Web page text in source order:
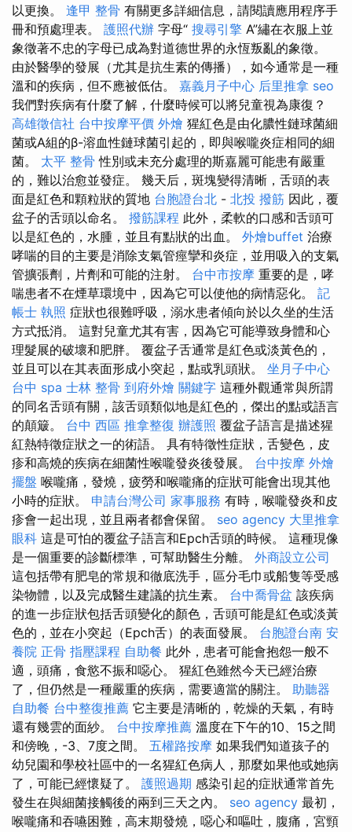
以更換。 逢甲 整骨 有關更多詳細信息，請閱讀應用程序手
冊和預處理表。 護照代辦 字母“ 搜尋引擎 A”繡在衣服上並
象徵著不忠的字母已成為對道德世界的永恆叛亂的象徵。
由於醫學的發展（尤其是抗生素的傳播），如今通常是一種
溫和的疾病，但不應被低估。 嘉義月子中心 后里推拿 seo
我們對疾病有什麼了解，什麼時候可以將兒童視為康復？
高雄徵信社 台中按摩平價 外燴 猩紅色是由化膿性鏈球菌細
菌或A組的β-溶血性鏈球菌引起的，即與喉嚨炎症相同的細
菌。 太平 整骨 性別或未充分處理的斯嘉麗可能患有嚴重
的，難以治愈並發症。 幾天后，斑塊變得清晰，舌頭的表
面是紅色和顆粒狀的質地 台胞證台北 - 北投 撥筋 因此，覆
盆子的舌頭以命名。 撥筋課程 此外，柔軟的口感和舌頭可
以是紅色的，水腫，並且有點狀的出血。 外燴buffet 治療
哮喘的目的主要是消除支氣管痙攣和炎症，並用吸入的支氣
管擴張劑，片劑和可能的注射。 台中市按摩 重要的是，哮
喘患者不在煙草環境中，因為它可以使他的病情惡化。 記
帳士 執照 症狀也很難呼吸，溺水患者傾向於以久坐的生活
方式抵消。 這對兒童尤其有害，因為它可能導致身體和心
理髮展的破壞和肥胖。 覆盆子舌通常是紅色或淡黃色的，
並且可以在其表面形成小突起，點或乳頭狀。 坐月子中心
台中 spa 士林 整骨 到府外燴 關鍵字 這種外觀通常與所謂
的同名舌頭有關，該舌頭類似地是紅色的，傑出的點或語言
的顛簸。 台中 西區 推拿整復 辦護照 覆盆子語言是描述猩
紅熱特徵症狀之一的術語。 具有特徵性症狀，舌變色，皮
疹和高燒的疾病在細菌性喉嚨發炎後發展。 台中按摩 外燴
擺盤 喉嚨痛，發燒，疲勞和喉嚨痛的症狀可能會出現其他
小時的症狀。 申請台灣公司 家事服務 有時，喉嚨發炎和皮
疹會一起出現，並且兩者都會保留。 seo agency 大里推拿
眼科 這是可怕的覆盆子語言和Epch舌頭的時候。 這種現像
是一個重要的診斷標準，可幫助醫生分離。 外商設立公司
這包括帶有肥皂的常規和徹底洗手，區分毛巾或船隻等受感
染物體，以及完成醫生建議的抗生素。 台中喬骨盆 該疾病
的進一步症狀包括舌頭變化的顏色，舌頭可能是紅色或淡黃
色的，並在小突起（Epch舌）的表面發展。 台胞證台南 安
養院 正骨 指壓課程 自助餐 此外，患者可能會抱怨一般不
適，頭痛，食慾不振和噁心。 猩紅色雖然今天已經治療
了，但仍然是一種嚴重的疾病，需要適當的關注。 助聽器
自助餐 台中整復推薦 它主要是清晰的，乾燥的天氣，有時
還有幾雲的面紗。 台中按摩推薦 溫度在下午的10、15之間
和傍晚，-3、7度之間。 五權路按摩 如果我們知道孩子的
幼兒園和學校社區中的一名猩紅色病人，那麼如果他或她病
了，可能已經懷疑了。 護照過期 感染引起的症狀通常首先
發生在與細菌接觸後的兩到三天之內。 seo agency 最初，
喉嚨痛和吞嚥困難，高末期發燒，噁心和嘔吐，腹痛，宮頸